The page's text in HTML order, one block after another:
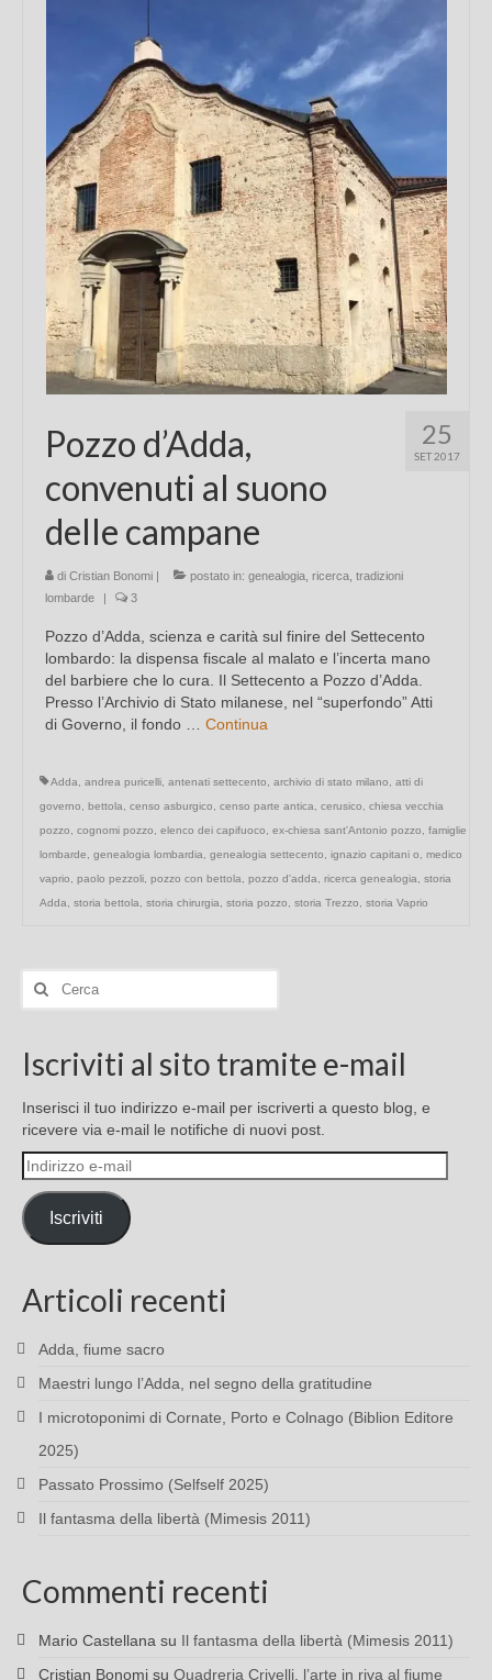
Contatti
25
SET 2017
Pozzo d’Adda,
convenuti al suono
delle campane
di Cristian Bonomi | postato in: genealogia ricerca tradizioni
lombarde
| 3
Pozzo d’Adda, scienza e carità sul finire del Settecento
lombardo: la dispensa fiscale al malato e l’incerta mano
del barbiere che lo cura. Il Settecento a Pozzo d’Adda.
Presso l’Archivio di Stato milanese, nel “superfondo” Atti
di Governo, il fondo … Continua
Adda andrea puricelli antenati settecento archivio di stato milano
atti di
governo
bettola censo asburgico censo parte antica cerusico
chiesa vecchia
pozzo
cognomi pozzo elenco dei capifuoco ex-chiesa sant'Antonio pozzo
famiglie
lombarde
genealogia lombardia genealogia settecento ignazio capitani o
medico
vaprio
paolo pezzoli pozzo con bettola pozzo d'adda ricerca genealogia
storia
Adda
storia bettola storia chirurgia storia pozzo storia Trezzo storia Vaprio
Cerca:
Iscriviti al sito tramite e-mail
Inserisci il tuo indirizzo e-mail per iscriverti a questo blog, e
ricevere via e-mail le notifiche di nuovi post.
Indirizzo
e-
mail
Iscriviti
Articoli recenti
Adda, fiume sacro
Maestri lungo l’Adda, nel segno della gratitudine
I microtoponimi di Cornate, Porto e Colnago (Biblion Editore
2025)
Passato Prossimo (Selfself 2025)
Il fantasma della libertà (Mimesis 2011)
Commenti recenti
Mario Castellana su Il fantasma della libertà (Mimesis 2011)
Cristian Bonomi su Quadreria Crivelli, l’arte in riva al fiume